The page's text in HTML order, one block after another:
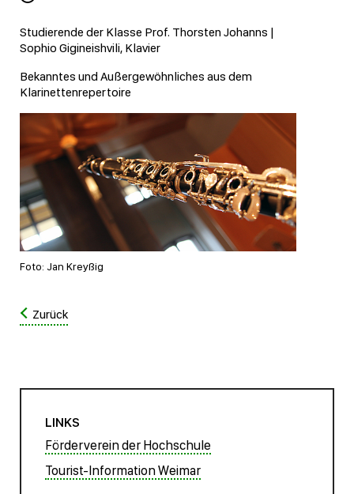
Studierende der Klasse Prof. Thorsten Johanns |
Sophio Gigineishvili, Klavier
Bekanntes und Außergewöhnliches aus dem
Klarinettenrepertoire
Foto: Jan Kreyßig
Zurück
LINKS
Förderverein der Hochschule
Tourist-Information Weimar